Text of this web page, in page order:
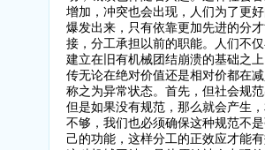
增加，冲突也会出现，人们为了更
爆发出来，只有依靠更加先进的分
接，分工承担以前的职能。人们不
建立在旧有机械团结崩溃的基础之
传无论在绝对价值还是相对价都在
称之为异常状态。首先，但社会规
但是如果没有规范，那么就会产生
不够，我们也必须确保这种规范不
己的功能，这样分工的正效应才能